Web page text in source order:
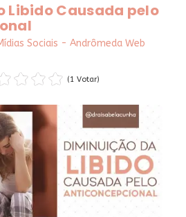
Libido Causada pelo
Sociais - Andrômeda Web
(1 Votar)